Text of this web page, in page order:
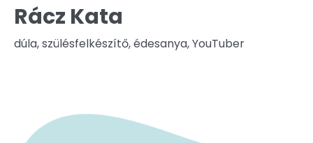
Rácz Kata
dúla, szülésfelkészítő, édesanya, YouTuber